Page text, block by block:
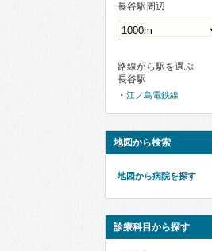
長谷駅周辺
路線から駅を選ぶ
長谷駅
江ノ島電鉄線
地図から検索
地図から病院を探す
診療科目から探す